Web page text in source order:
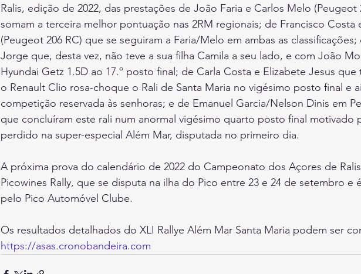
Ralis, edição de 2022, das prestações de João Faria e Carlos Melo
somam a terceira melhor pontuação nas 2RM regionais; de Francisco Costa
(Peugeot 206 RC) que se seguiram a Faria/Melo em ambas as
Jorge que, desta vez, não teve a sua filha Camila a seu lado, e com João
Hyundai Getz 1.5D ao 17.º posto final; de Carla Costa e Elizabete Jesus
o Renault Clio rosa-choque o Rali de Santa Maria no vigésimo posto final e
competição reservada às senhoras; e de Emanuel Garcia/Nelson Dinis em
que concluíram este rali num anormal vigésimo quarto posto final
perdido na super-especial Além Mar, disputada no primeiro dia.
A próxima prova do calendário de 2022 do Campeonato dos Açores de
Picowines Rally, que se disputa na ilha do Pico entre 23 e 24 de setembro e
pelo Pico Automóvel Clube.
Os resultados detalhados do XLI Rallye Além Mar Santa Maria podem ser
https://asas.cronobandeira.com